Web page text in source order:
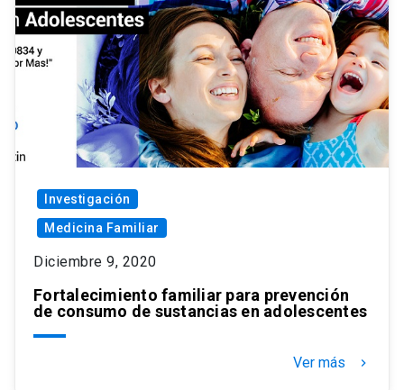
Investigación
Medicina Familiar
Diciembre 9, 2020
Fortalecimiento familiar para prevención
de consumo de sustancias en adolescentes
Ver más keyboard_arrow_right